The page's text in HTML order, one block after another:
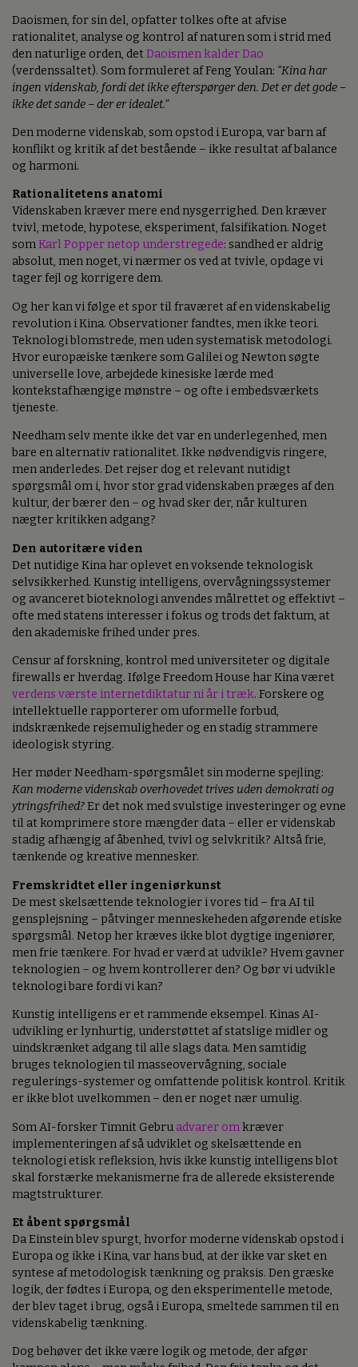
Daoismen, for sin del, opfatter tolkes ofte at afvise
rationalitet, analyse og kontrol af naturen som i strid med
den naturlige orden, det Daoismen kalder Dao
(verdenssaltet). Som formuleret af Feng Youlan: “Kina har
ingen videnskab, fordi det ikke efterspørger den. Det er det gode –
ikke det sande – der er idealet.”
Den moderne videnskab, som opstod i Europa, var barn af
konflikt og kritik af det bestående – ikke resultat af balance
og harmoni.
Rationalitetens anatomi
Videnskaben kræver mere end nysgerrighed. Den kræver
tvivl, metode, hypotese, eksperiment, falsifikation. Noget
somKarl Popper netop understregede: sandhed er aldrig
absolut, men noget, vi nærmer os ved at tvivle, opdage vi
tager fejl og korrigere dem.
Og her kan vi følge et spor til fraværet af en videnskabelig
revolution i Kina. Observationer fandtes, men ikke teori.
Teknologi blomstrede, men uden systematisk metodologi.
Hvor europæiske tænkere som Galilei og Newton søgte
universelle love, arbejdede kinesiske lærde med
kontekstafhængige mønstre – og ofte i embedsværkets
tjeneste.
Needham selv mente ikke det var en underlegenhed, men
bare en alternativ rationalitet. Ikke nødvendigvis ringere,
men anderledes. Det rejser dog et relevant nutidigt
spørgsmål om i, hvor stor grad videnskaben præges af den
kultur, der bærer den – og hvad sker der, når kulturen
nægter kritikken adgang?
Den autoritære viden
Det nutidige Kina har oplevet en voksende teknologisk
selvsikkerhed. Kunstig intelligens, overvågningssystemer
og avanceret bioteknologi anvendes målrettet og effektivt –
ofte med statens interesser i fokus og trods det faktum, at
den akademiske frihed under pres.
Censur af forskning, kontrol med universiteter og digitale
firewalls er hverdag. Ifølge Freedom House har Kina været
verdens værste internetdiktatur ni år i træk. Forskere og
intellektuelle rapporterer om uformelle forbud,
indskrænkede rejsemuligheder og en stadig strammere
ideologisk styring.
Her møder Needham-spørgsmålet sin moderne spejling:
Kan moderne videnskab overhovedet trives uden demokrati og
ytringsfrihed?Er det nok med svulstige investeringer og evne
til at komprimere store mængder data – eller er videnskab
stadig afhængig af åbenhed, tvivl og selvkritik? Altså frie,
tænkende og kreative mennesker.
Fremskridtet eller ingeniørkunst
De mest skelsættende teknologier i vores tid – fra AI til
gensplejsning – påtvinger menneskeheden afgørende etiske
spørgsmål. Netop her kræves ikke blot dygtige ingeniører,
men frie tænkere. For hvad er værd at udvikle? Hvem gavner
teknologien – og hvem kontrollerer den? Og bør vi udvikle
teknologi bare fordi vi kan?
Kunstig intelligens er et rammende eksempel. Kinas AI-
udvikling er lynhurtig, understøttet af statslige midler og
uindskrænket adgang til alle slags data. Men samtidig
bruges teknologien til masseovervågning, sociale
regulerings-systemer og omfattende politisk kontrol. Kritik
er ikke blot uvelkommen – den er noget nær umulig.
Som AI-forsker Timnit Gebru advarer omkræver
implementeringen af så udviklet og skelsættende en
teknologi etisk refleksion, hvis ikke kunstig intelligens blot
skal forstærke mekanismerne fra de allerede eksisterende
magtstrukturer.
Et åbent spørgsmål
Da Einstein blev spurgt, hvorfor moderne videnskab opstod i
Europa og ikke i Kina, var hans bud, at der ikke var sket en
syntese af metodologisk tænkning og praksis. Den græske
logik, der fødtes i Europa, og den eksperimentelle metode,
der blev taget i brug, også i Europa, smeltede sammen til en
videnskabelig tænkning.
Dog behøver det ikke være logik og metode, der afgør